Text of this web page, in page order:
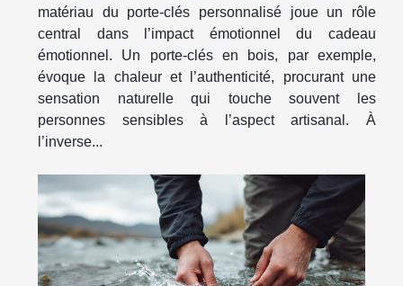
matériau du porte-clés personnalisé joue un rôle
central dans l’impact émotionnel du cadeau
émotionnel. Un porte-clés en bois, par exemple,
évoque la chaleur et l’authenticité, procurant une
sensation naturelle qui touche souvent les
personnes sensibles à l’aspect artisanal. À
l’inverse...